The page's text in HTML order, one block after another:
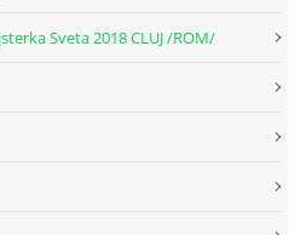
Sveta 2018 CLUJ /ROM/